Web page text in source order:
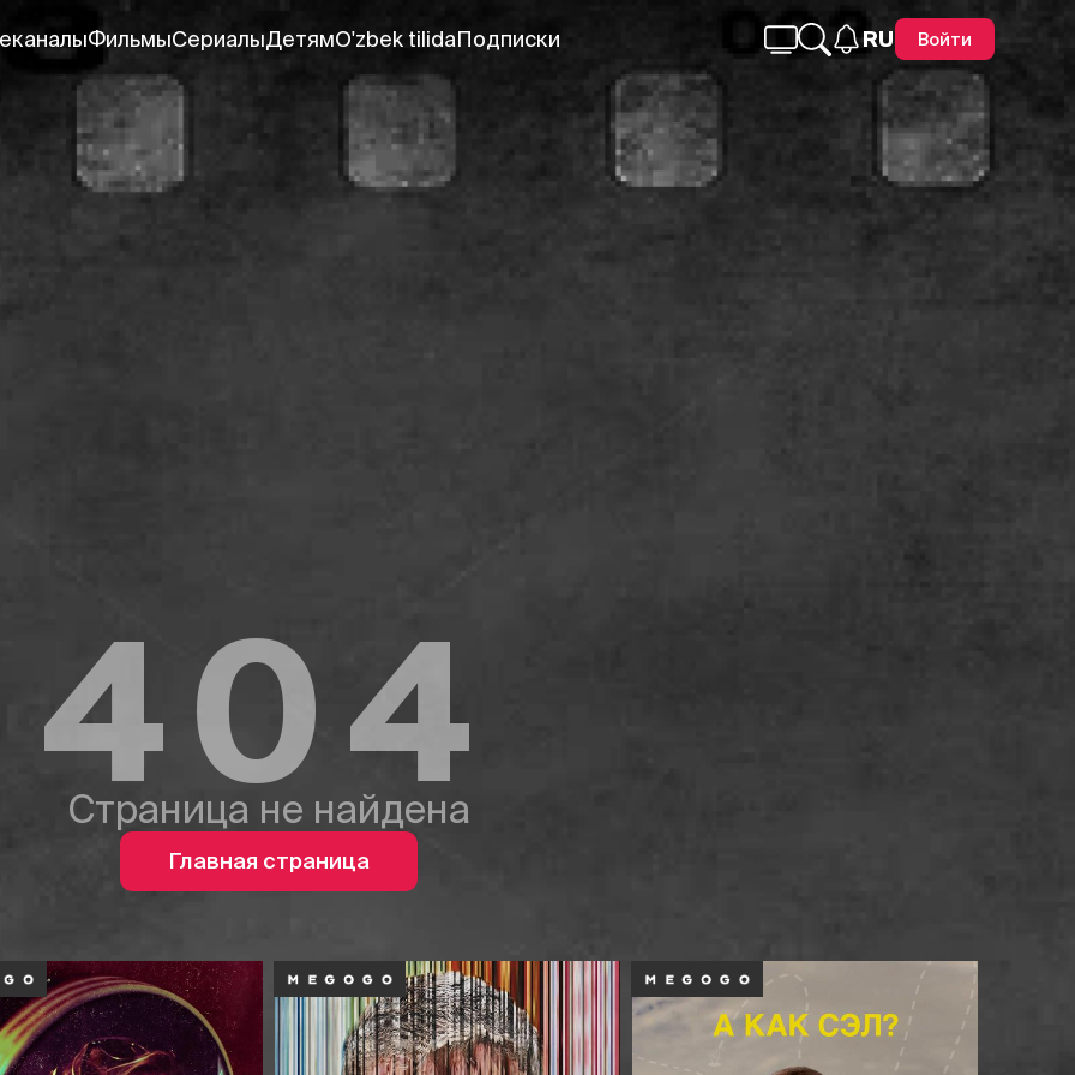
ФильмыСериалыДетямO'zbek tilidaПодписки RU Войти
404
Страница не найдена
Главная страница